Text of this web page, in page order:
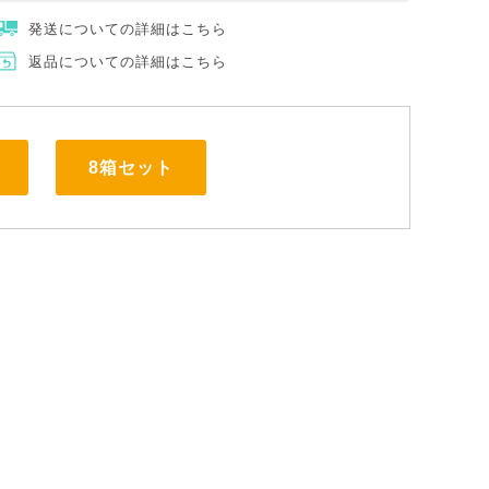
発送についての詳細はこちら
返品についての詳細はこちら
8箱セット